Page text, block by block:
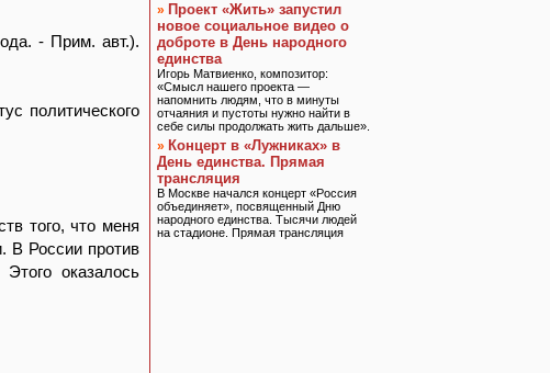
- Прим. авт.).
политического
того, что меня
В России против
оказалось
» Проект «Жить» запустил
новое социальное видео о
доброте в День народного
единства
Игорь Матвиенко, композитор:
«Смысл нашего проекта —
напомнить людям, что в минуты
отчаяния и пустоты нужно найти в
себе силы продолжать жить дальше».
» Концерт в «Лужниках» в
День единства. Прямая
трансляция
В Москве начался концерт «Россия
объединяет», посвященный Дню
народного единства. Тысячи людей
на стадионе. Прямая трансляция